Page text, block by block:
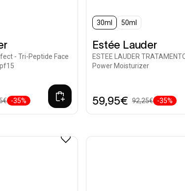
- Tri-Peptide Face
-35%
30ml 50ml
Estée Lauder
ESTEE LAUDER
Power Moisturizer
59,95€ 92,25€ -35%